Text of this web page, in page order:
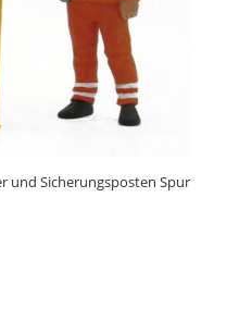
und Sicherungsposten Spur